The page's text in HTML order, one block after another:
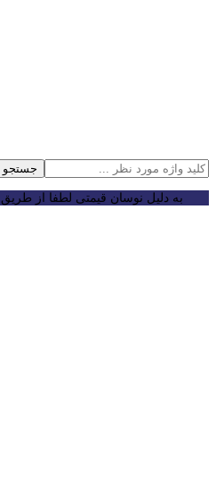
جستجو
به دلیل نوسان قیمتی لطفا از طریق